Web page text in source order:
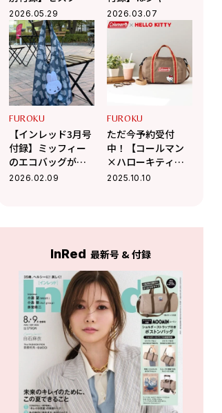
キウイブラザーズ
レッドのぬいぐる
みエコバッグを発
売前にチェック！
2026.05.29
ル スタンダードの
大型ボストンバッ
スに装着できて旅
行にも活躍！
2026.03.07
FUROKU
【インレッド3月号
付録】ミッフィー
のエコバッグが可
愛いのに機能的す
2026.02.09
FUROKU
ただ今予約受付
中！【コールマン
×ハローキティ】
差し色の赤がお洒
2025.10.10
InRed 最新号 & 付録